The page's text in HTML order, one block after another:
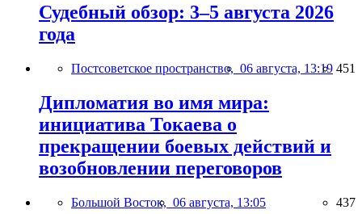
Судебный обзор: 3–5 августа 2026
года
Постсоветское пространство, 06 августа, 13:19 451
Дипломатия во имя мира:
инициатива Токаева о
прекращении боевых действий и
возобновлении переговоров
Большой Восток, 06 августа, 13:05 437